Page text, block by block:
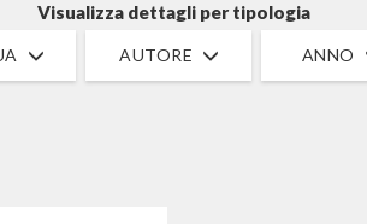
Visualizza dettagli per tipologia
AUTORE ANNO